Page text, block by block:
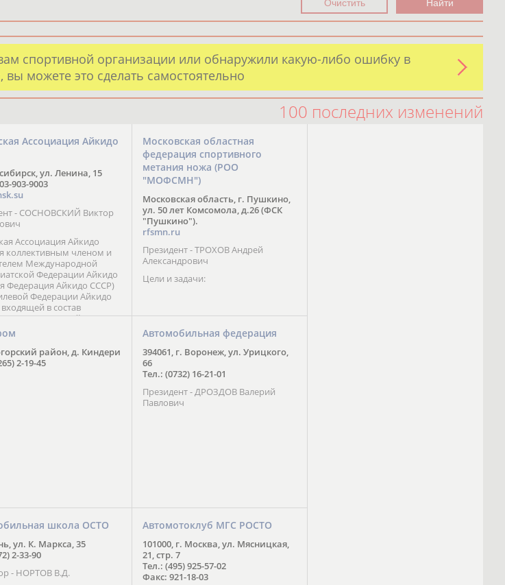
спортивной организации или обнаружили какую-либо ошибку в
можете это сделать самостоятельно
100 последних изменений
Ассоциация Айкидо
ул. Ленина, 15
903-9003
- СОСНОВСКИЙ Виктор
Ассоциация Айкидо
коллективным членом и
Международной
Федерации Айкидо
Федерация Айкидо СССР)
Федерации Айкидо
в состав
Совета Айкидо
которого
С. В. Киреенко
Московская областная
федерация спортивного
метания ножа (РОО
"МОФСМН")
Московская область, г. Пушкино,
ул. 50 лет Комсомола, д.26 (ФСК
"Пушкино").
rfsmn.ru
Президент - ТРОХОВ Андрей
Александрович
Цели и задачи:
район, д. Киндери
2-19-45
Автомобильная федерация
394061, г. Воронеж, ул. Урицкого,
66
Тел.: (0732) 16-21-01
Президент - ДРОЗДОВ Валерий
Павлович
школа ОСТО
ул. К. Маркса, 35
2-33-90
- НОРТОВ В.Д.
Автомотоклуб МГС РОСТО
101000, г. Москва, ул. Мясницкая,
21, стр. 7
Тел.: (495) 925-57-02
Факс: 921-18-03